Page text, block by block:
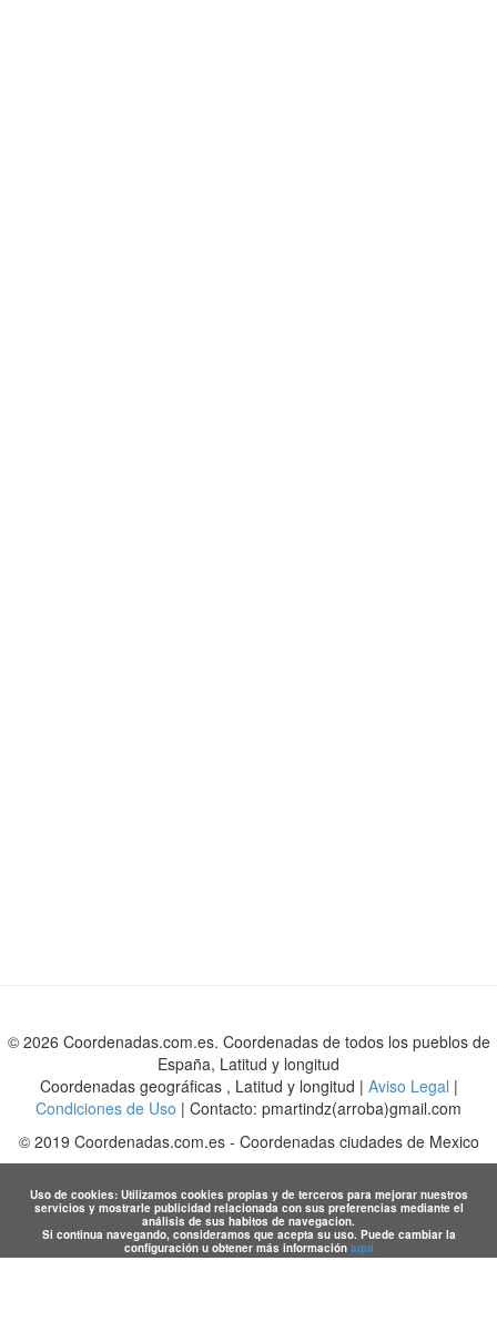
© 2026 Coordenadas.com.es. Coordenadas de todos los pueblos de
España, Latitud y longitud
Coordenadas geográficas , Latitud y longitud | Aviso Legal |
Condiciones de Uso | Contacto: pmartindz(arroba)gmail.com
© 2019 Coordenadas.com.es- Coordenadas ciudades de Mexico
Uso de cookies: Utilizamos cookies propias y de terceros para mejorar nuestros
servicios y mostrarle publicidad relacionada con sus preferencias mediante el
análisis de sus habitos de navegacion.
Si continua navegando, consideramos que acepta su uso. Puede cambiar la
configuración u obtener más información aqui